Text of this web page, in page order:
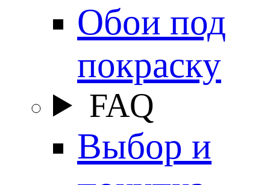
Обои под
покраску
FAQ
Выбор и